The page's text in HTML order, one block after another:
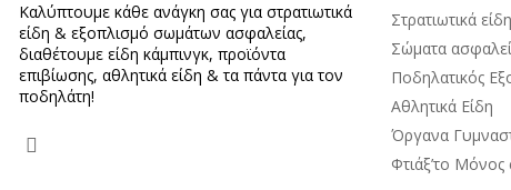
Καλύπτουμε κάθε ανάγκη σας για στρατιωτικά
είδη & εξοπλισμό σωμάτων ασφαλείας,
διαθέτουμε είδη κάμπινγκ, προϊόντα
επιβίωσης, αθλητικά είδη & τα πάντα για τον
ποδηλάτη!
Στρατιωτικά είδη
Σώματα
Ποδηλατικός
Αθλητικά Είδη
Όργανα
Φτιάξ’το